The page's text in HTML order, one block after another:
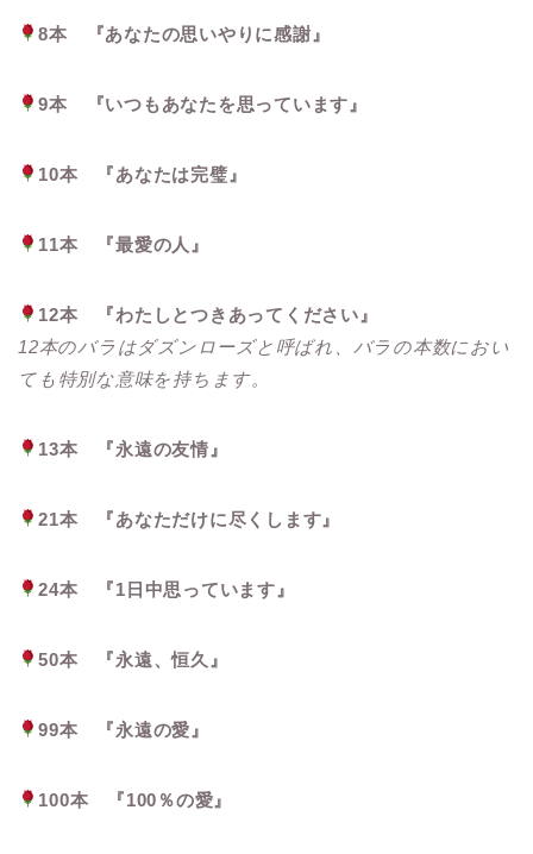
8本 『あなたの思いやりに感謝』
9本 『いつもあなたを思っています』
10本 『あなたは完璧』
11本 『最愛の人』
12本 『わたしとつきあってください』
12本のバラはダズンローズと呼ばれ、バラの本数におい
ても特別な意味を持ちます。
13本 『永遠の友情』
21本 『あなただけに尽くします』
24本 『1日中思っています』
50本 『永遠、恒久』
99本 『永遠の愛』
100本 『100％の愛』